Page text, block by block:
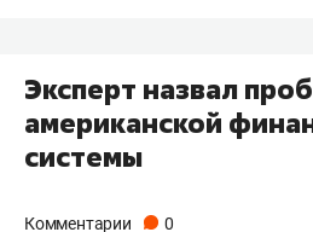
Эксперт назвал
американской
системы
Комментарии 0